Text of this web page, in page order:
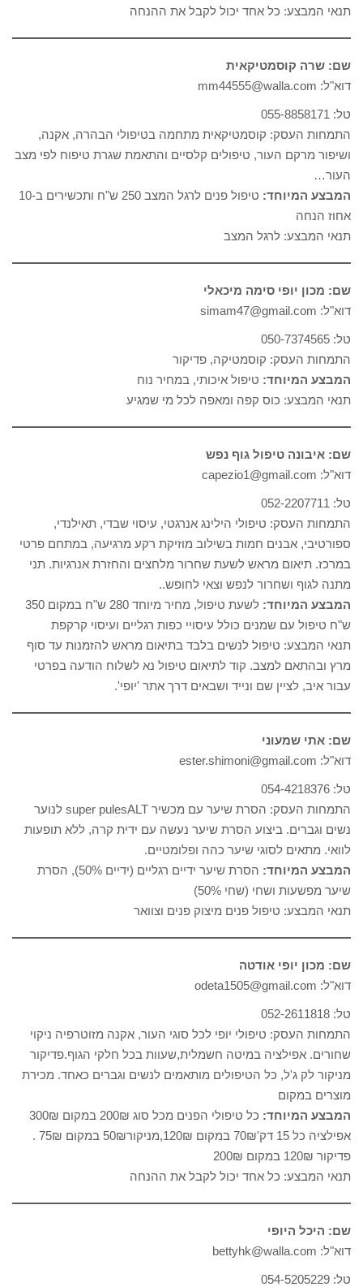
תנאי המבצע: כל אחד יכול לקבל את ההנחה
שם: שרה קוסמטיקאית
דוא"ל: mm44555@walla.com
טל: 055-8858171
התמחות העסק: קוסמטיקאית מתחמה בטיפולי הבהרה, אקנה,
ושיפור מרקם העור, טיפולים קלסיים והתאמת שגרת טיפוח לפי מצב
העור…
המבצע המיוחד:
טיפול פנים לרגל המצב 250 ש"ח ותכשירים ב-10
אחוז הנחה
תנאי המבצע: לרגל המצב
שם: מכון יופי סימה מיכאלי
דוא"ל: simam47@gmail.com
טל: 050-7374565
התמחות העסק: קוסמטיקה, פדיקור
המבצע המיוחד: טיפול איכותי, במחיר נוח
תנאי המבצע: כוס קפה ומאפה לכל מי שמגיע
שם: איבונה טיפול גוף נפש
דוא"ל: capezio1@gmail.com
טל: 052-2207711
התמחות העסק: טיפולי הילינג אנרגטי, עיסוי שבדי, תאילנדי,
ספורטיבי, אבנים חמות בשילוב מוזיקת רקע מרגיעה, במתחם פרטי
במרכז. תיאום מראש לשעת שחרור מלחצים והחזרת אנרגיות. תני
מתנה לגוף ושחרור לנפש וצאי לחופש..
המבצע המיוחד:
לשעת טיפול, מחיר מיוחד 280 ש"ח במקום 350
ש"ח טיפול עם שמנים כולל עיסויי כפות רגליים ועיסוי קרקפת
תנאי המבצע: טיפול לנשים בלבד בתיאום מראש להזמנות עד סוף
מרץ ובהתאם למצב. קוד לתיאום טיפול נא לשלוח הודעה בפרטי
עבור איב, לציין שם ונייד ושבאים דרך אתר 'יופי'.
שם: אתי שמעוני
דוא"ל: ester.shimoni@gmail.com
טל: 054-4218376
התמחות העסק: הסרת שיער עם מכשיר super pulesALT לנוער
נשים וגברים. ביצוע הסרת שיער נעשה עם ידית קרה, ללא תופעות
לוואי. מתאים לסוגי שיער כהה ופלומטיים.
המבצע המיוחד:
הסרת שיער ידיים רגליים (ידיים 50%), הסרת
שיער מפשעות ושחי (שחי 50%)
תנאי המבצע: טיפול פנים מיצוק פנים וצוואר
שם: מכון יופי אודטה
דוא"ל: odeta1505@gmail.com
טל: 052-2611818
התמחות העסק: טיפולי יופי לכל סוגי העור, אקנה מזוטרפיה ניקוי
שחורים. אפילציה במיטה חשמלית,שעוות בכל חלקי הגוף.פדיקור
מניקור לק ג'ל, כל הטיפולים מותאמים לנשים וגברים כאחד. מכירת
מוצרים במקום
המבצע המיוחד:
כל טיפולי הפנים מכל סוג 200₪ במקום 300₪
אפילציה כל 15 דק'70₪ במקום 120₪,מניקור50₪ במקום 75₪ .
פדיקור 120₪ במקום 200₪
תנאי המבצע: כל אחד יכול לקבל את ההנחה
שם: היכל היופי
דוא"ל: bettyhk@walla.com
טל: 054-5205229